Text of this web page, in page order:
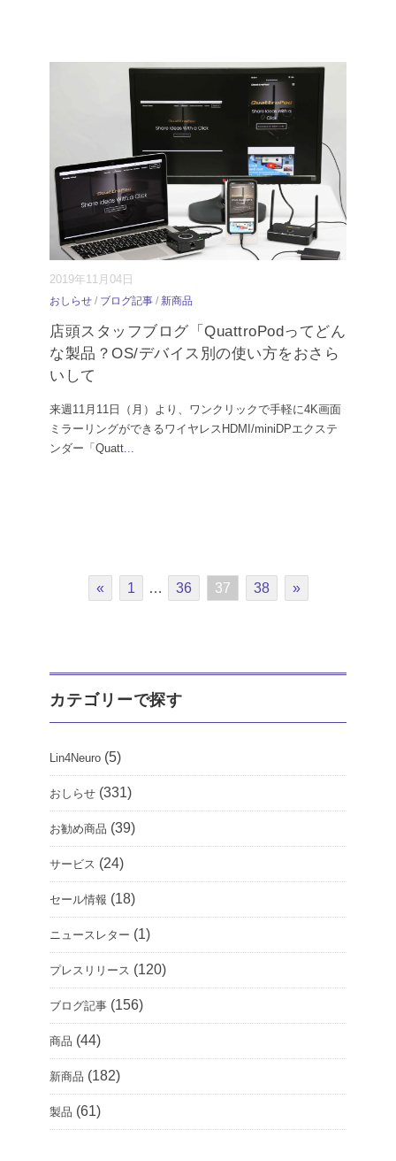
2019年11月04日
おしらせ / ブログ記事 / 新商品
店頭スタッフブログ「QuattroPodってどん
な製品？OS/デバイス別の使い方をおさら
いして
来週11月11日（月）より、ワンクリックで手軽に4K画面
ミラーリングができるワイヤレスHDMI/miniDPエクステ
ンダー「Quatt...
« 1 … 36 37 38 »
カテゴリーで探す
Lin4Neuro (5)
おしらせ (331)
お勧め商品 (39)
サービス (24)
セール情報 (18)
ニュースレター (1)
プレスリリース (120)
ブログ記事 (156)
商品 (44)
新商品 (182)
製品 (61)